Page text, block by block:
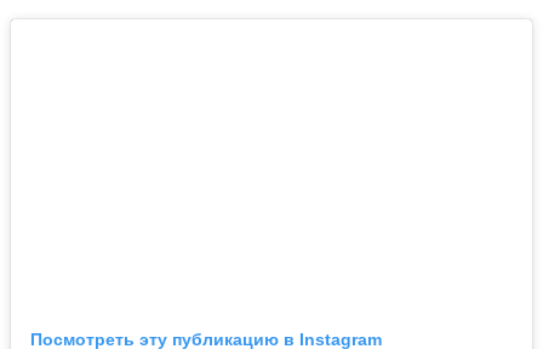
Посмотреть эту публикацию в Instagram